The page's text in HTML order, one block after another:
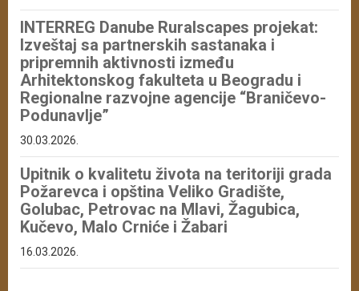
INTERREG Danube Ruralscapes projekat:
Izveštaj sa partnerskih sastanaka i
pripremnih aktivnosti između
Arhitektonskog fakulteta u Beogradu i
Regionalne razvojne agencije “Braničevo-
Podunavlje”
30.03.2026.
Upitnik o kvalitetu života na teritoriji grada
Požarevca i opština Veliko Gradište,
Golubac, Petrovac na Mlavi, Žagubica,
Kučevo, Malo Crniće i Žabari
16.03.2026.